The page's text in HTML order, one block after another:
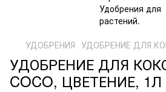
УДОБРЕНИЯ УДОБРЕНИЕ ДЛЯ
УДОБРЕНИЕ ДЛЯ
COCO, ЦВЕТЕНИЕ, 1Л